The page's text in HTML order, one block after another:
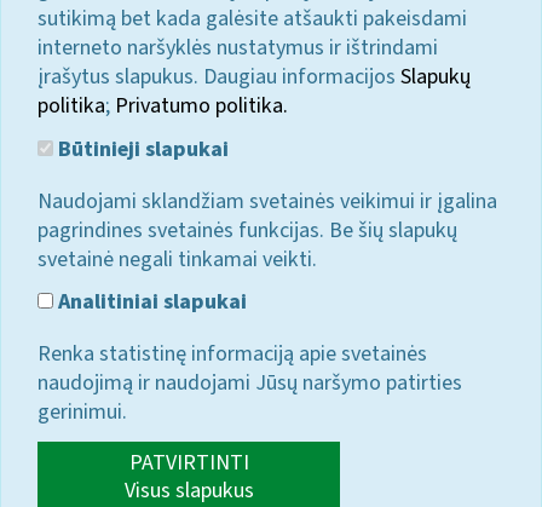
sutikimą bet kada galėsite atšaukti pakeisdami
interneto naršyklės nustatymus ir ištrindami
įrašytus slapukus. Daugiau informacijos Slapukų
politika; Privatumo politika.
Būtinieji slapukai
Naudojami sklandžiam svetainės veikimui ir įgalina
pagrindines svetainės funkcijas. Be šių slapukų
svetainė negali tinkamai veikti.
Analitiniai slapukai
Renka statistinę informaciją apie svetainės
naudojimą ir naudojami Jūsų naršymo patirties
gerinimui.
PATVIRTINTI
Visus slapukus